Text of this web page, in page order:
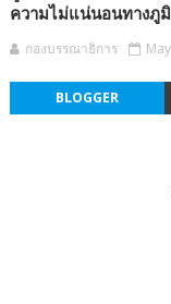
ความไม่แน่นอนทางภู
กองบรรณาธิการ
BLOGGER